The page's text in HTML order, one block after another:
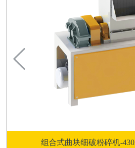
组合式曲块细破粉碎机-